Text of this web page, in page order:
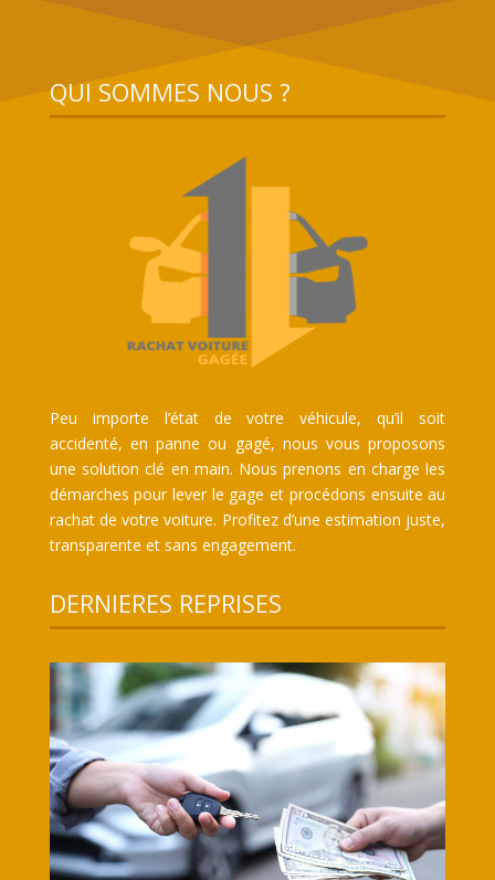
QUI SOMMES NOUS ?
Peu importe l’état de votre véhicule, qu’il soit
accidenté, en panne ou gagé, nous vous proposons
une solution clé en main. Nous prenons en charge les
démarches pour lever le gage et procédons ensuite au
rachat de votre voiture. Profitez d’une estimation juste,
transparente et sans engagement.
DERNIERES REPRISES